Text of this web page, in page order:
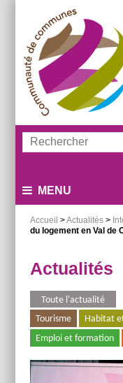
menu
contenu
recherche
Rechercher :
MENU
Accueil >Actualités>
du logement en Val de
Actualités
Toute l'actualité
Tourisme
Habitat
Emploi et formation